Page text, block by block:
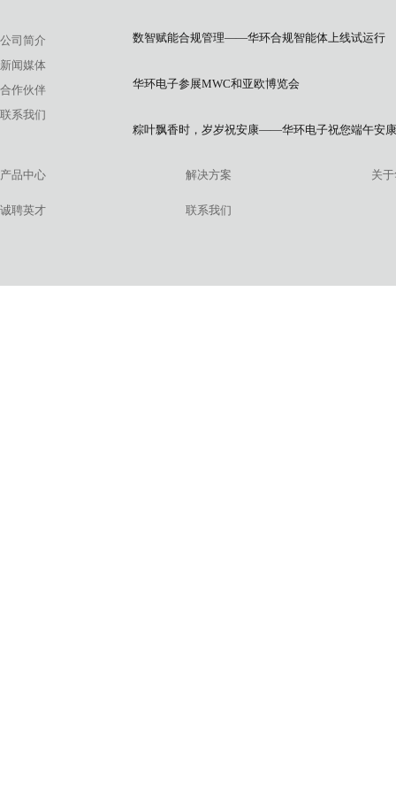
公司简介
新闻媒体
合作伙伴
联系我们
数智赋能合规管理——华环合规智能体上线试运行
华环电子参展MWC和亚欧博览会
粽叶飘香时，岁岁祝安康——华环电子祝您端午安康
产品中心 解决方案 关
诚聘英才 联系我们